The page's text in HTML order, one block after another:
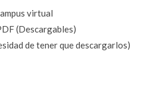
virtual
(Descargables)
de tener que descargarlos)